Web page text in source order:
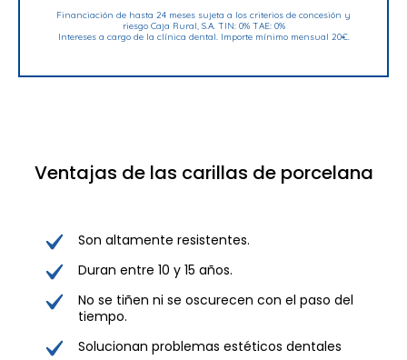
Financiación de hasta 24 meses sujeta a los criterios de concesión y
riesgo Caja Rural, S.A. TIN: 0% TAE: 0%
Intereses a cargo de la clínica dental. Importe mínimo mensual 20€.
Ventajas de las carillas de porcelana
Son altamente resistentes.
Duran entre 10 y 15 años.
No se tiñen ni se oscurecen con el paso del
tiempo.
Solucionan problemas estéticos dentales